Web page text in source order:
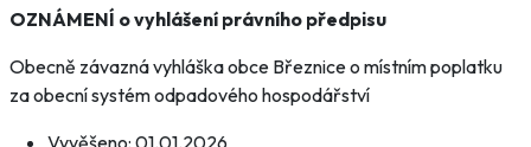
OZNÁMENÍ o vyhlášení právního předpisu
Obecně závazná vyhláška obce Březnice o místním poplatku
za obecní systém odpadového hospodářství